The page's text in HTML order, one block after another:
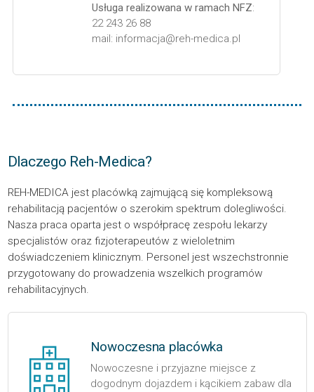
Usługa realizowana w ramach NFZ:
22 243 26 88
mail: informacja@reh-medica.pl
Dlaczego Reh-Medica?
REH-MEDICA jest placówką zajmującą się kompleksową
rehabilitacją pacjentów o szerokim spektrum dolegliwości.
Nasza praca oparta jest o współpracę zespołu lekarzy
specjalistów oraz fizjoterapeutów z wieloletnim
doświadczeniem klinicznym. Personel jest wszechstronnie
przygotowany do prowadzenia wszelkich programów
rehabilitacyjnych.
Nowoczesna placówka
Nowoczesne i przyjazne miejsce z
dogodnym dojazdem i kącikiem zabaw dla